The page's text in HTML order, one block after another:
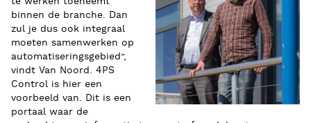
binnen de branche. Dan
zul je dus ook integraal
moeten samenwerken op
automatiseringsgebied”,
vindt Van Noord. 4PS
Control is hier een
voorbeeld van. Dit is een
portaal waar de